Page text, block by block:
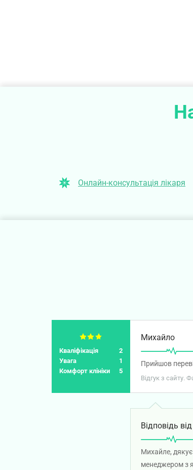
Онлайн-консультація лікаря
Кваліфікація
2
Увага
1
Комфорт клініки
5
Михайло
Прийшов
Відгук з сайту.
Відповідь
Михайле,
менеджером з